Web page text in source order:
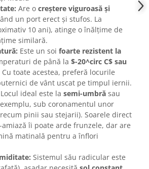
Are o creștere viguroasă și
un port erect și stufos. La
10 ani), atinge o înălțime de
similară.
Este un soi foarte rezistent la
de până la $-20^circ C$ sau
Cu toate acestea, preferă locurile
de vânt uscat pe timpul iernii.
Locul ideal este la semi-umbră sau
sub coronamentul unor
pinii sau stejarii). Soarele direct
îi poate arde frunzele, dar are
matinală pentru a înflori
Sistemul său radicular este